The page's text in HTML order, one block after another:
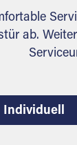
ab.
Individuell